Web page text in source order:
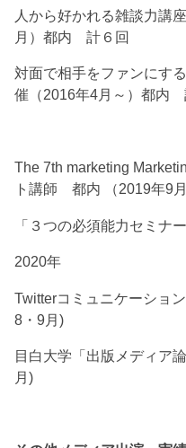
人から好かれる雑談力講
月）都内 計６回
対面で相手をファンにす
催（2016年4月～）都内
The 7th marketing
ト講師 都内 （2019年9月
「３つの必須能力セミナ
2020年
Twitterコミュニケーショ
8・9月)
目白大学「出版メディア
月)